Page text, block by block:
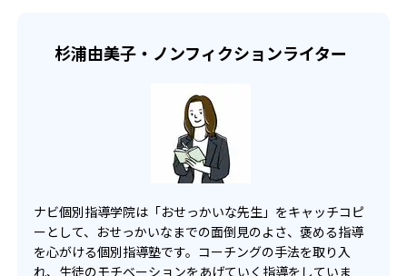
杉浦由美子・ノンフィクションライター
ナビ個別指導学院は「おせっかいな先生」をキャッチコピ
ーとして、おせっかいなまでの面倒見のよさ、褒める指導
を心がける個別指導塾です。コーチングの手法を取り入
れ、生徒のモチベーションをあげていく指導をしていま